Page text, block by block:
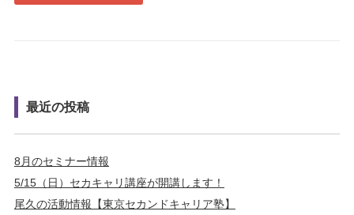
最近の投稿
8月のセミナー情報
5/15（日）セカキャリ講座が開講します！
尾久の活動情報【東京セカンドキャリア塾】